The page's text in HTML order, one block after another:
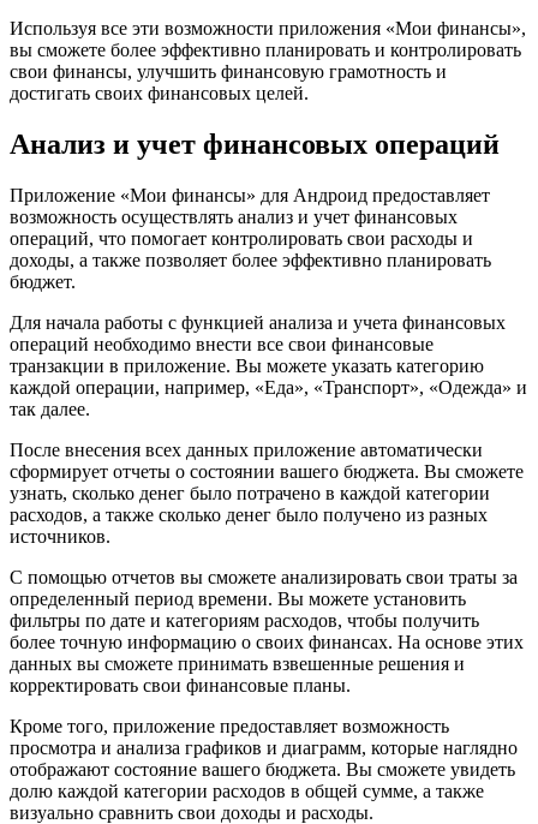
Используя все эти возможности приложения «Мои финансы»,
вы сможете более эффективно планировать и контролировать
свои финансы, улучшить финансовую грамотность и
достигать своих финансовых целей.
Анализ и учет финансовых операций
Приложение «Мои финансы» для Андроид предоставляет
возможность осуществлять анализ и учет финансовых
операций, что помогает контролировать свои расходы и
доходы, а также позволяет более эффективно планировать
бюджет.
Для начала работы с функцией анализа и учета финансовых
операций необходимо внести все свои финансовые
транзакции в приложение. Вы можете указать категорию
каждой операции, например, «Еда», «Транспорт», «Одежда» и
так далее.
После внесения всех данных приложение автоматически
сформирует отчеты о состоянии вашего бюджета. Вы сможете
узнать, сколько денег было потрачено в каждой категории
расходов, а также сколько денег было получено из разных
источников.
С помощью отчетов вы сможете анализировать свои траты за
определенный период времени. Вы можете установить
фильтры по дате и категориям расходов, чтобы получить
более точную информацию о своих финансах. На основе этих
данных вы сможете принимать взвешенные решения и
корректировать свои финансовые планы.
Кроме того, приложение предоставляет возможность
просмотра и анализа графиков и диаграмм, которые наглядно
отображают состояние вашего бюджета. Вы сможете увидеть
долю каждой категории расходов в общей сумме, а также
визуально сравнить свои доходы и расходы.